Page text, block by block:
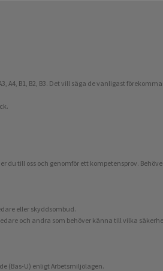
B1, B2, B3. Det vill säga de vanligast
till oss och genomför ett kompetensprov.
eller skyddsombud.
och andra som behöver känna till vilka
(Bas-U) enligt Arbetsmiljölagen.